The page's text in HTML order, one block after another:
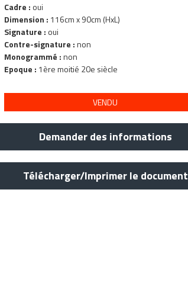
Cadre : oui
Dimension : 116cm x 90cm (HxL)
Signature : oui
Contre-signature :non
Monogrammé :non
Epoque : 1ère moitié 20e siècle
VENDU
Demander des informations
Télécharger/Imprimer le document